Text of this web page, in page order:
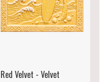
Red Velvet - Velvet